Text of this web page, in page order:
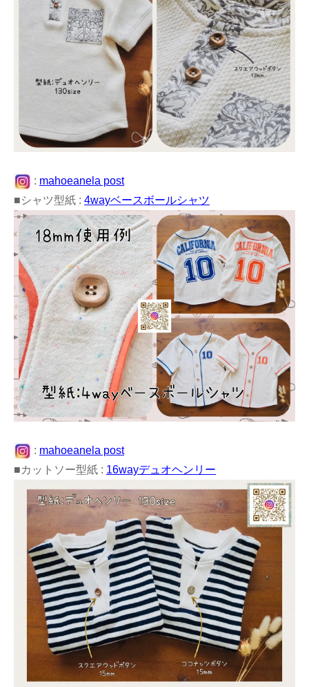
: mahoeanela post
■シャツ型紙 : 4wayベースボールシャツ
: mahoeanela post
■カットソー型紙 : 16wayデュオヘンリー